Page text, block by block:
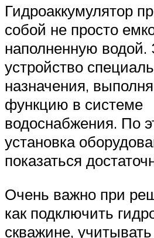
Гидроаккумулятор
собой не просто
наполненную водой.
устройство
назначения,
функцию в системе
водоснабжения. По
установка
показаться
Очень важно при
как подключить
скважине,